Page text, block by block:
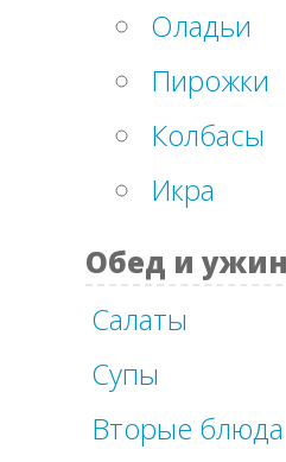
Оладьи
Пирожки
Колбасы
Икра
Обед и ужин
Салаты
Супы
Вторые блюда